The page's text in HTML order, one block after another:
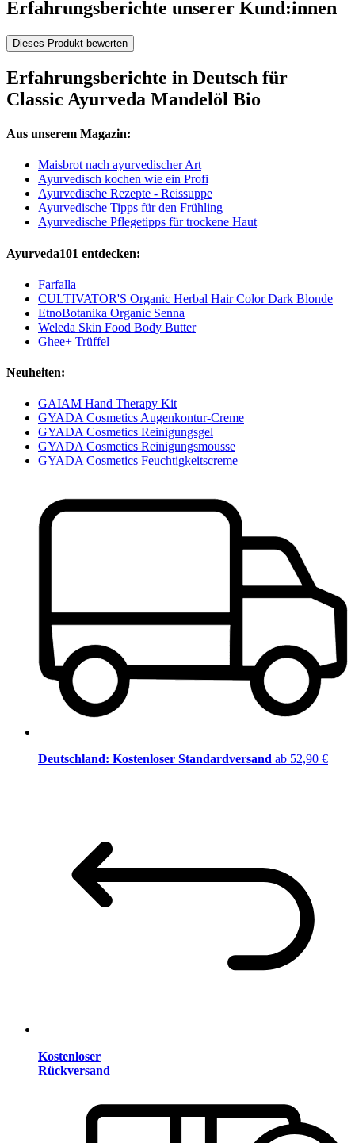
Erfahrungsberichte unserer Kund:innen
Dieses Produkt bewerten
Erfahrungsberichte in Deutsch für
Classic Ayurveda Mandelöl Bio
Aus unserem Magazin:
Maisbrot nach ayurvedischer Art
Ayurvedisch kochen wie ein Profi
Ayurvedische Rezepte - Reissuppe
Ayurvedische Tipps für den Frühling
Ayurvedische Pflegetipps für trockene Haut
Ayurveda101 entdecken:
Farfalla
CULTIVATOR'S Organic Herbal Hair Color Dark Blonde
EtnoBotanika Organic Senna
Weleda Skin Food Body Butter
Ghee+ Trüffel
Neuheiten:
GAIAM Hand Therapy Kit
GYADA Cosmetics Augenkontur-Creme
GYADA Cosmetics Reinigungsgel
GYADA Cosmetics Reinigungsmousse
GYADA Cosmetics Feuchtigkeitscreme
Deutschland: Kostenloser Standardversand ab 52,90 €
Kostenloser
Rückversand